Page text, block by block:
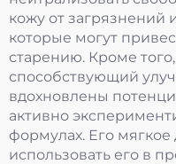
кожу от загрязнений
которые могут
старению. Кроме
способствующий
вдохновлены
активно
формулах. Его мягкое
использовать его в